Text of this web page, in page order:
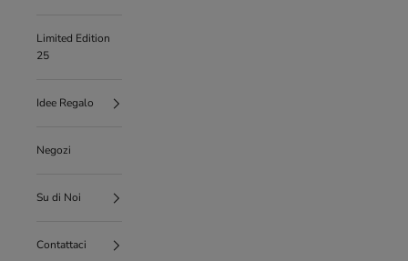
Limited Edition
25
Idee Regalo
Negozi
Su di Noi
Contattaci